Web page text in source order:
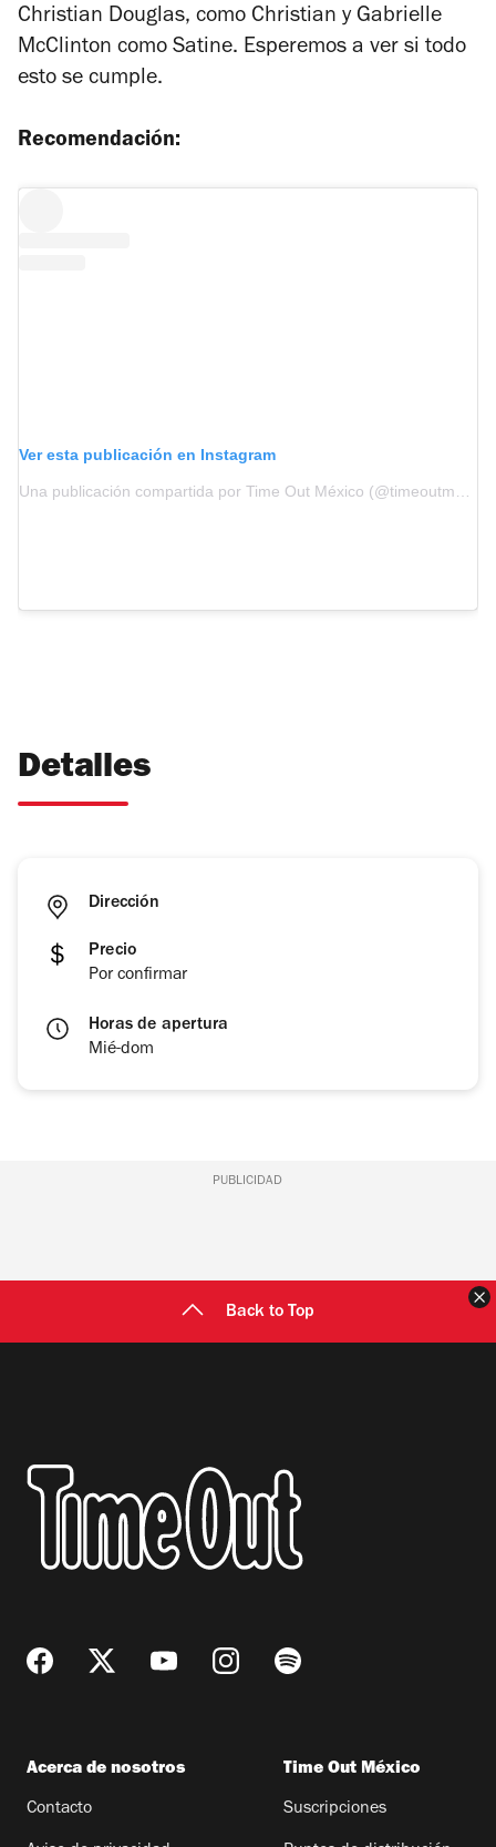
Christian Douglas, como Christian y Gabrielle
McClinton como Satine. Esperemos a ver si todo
esto se cumple.
Recomendación:
Ver esta publicación en Instagram
Una publicación compartida por Time Out México (@timeoutmexico)
Detalles
Dirección
Precio
Por confirmar
Horas de apertura
Mié-dom
PUBLICIDAD
Back to Top
Acerca de nosotros
Contacto
Time Out México
Suscripciones